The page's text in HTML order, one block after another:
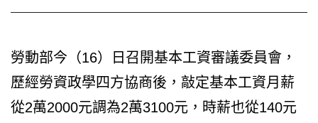
勞動部今（16）日召開基本工資審議委員會，
歷經勞資政學四方協商後，敲定基本工資月薪
從2萬2000元調為2萬3100元，時薪也從140元